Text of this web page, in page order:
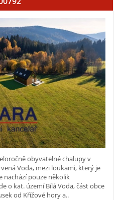
obyvatelné chalupy v
Voda, mezi loukami, který je
nachází pouze několik
o kat. území Bílá Voda, část obce
od Křížové hory a..